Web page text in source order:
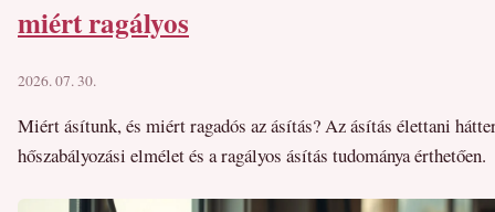
miért ragályos
2026. 07. 30.
Miért ásítunk, és miért ragadós az ásítás? Az ásítás élettani
hőszabályozási elmélet és a ragályos ásítás tudománya érthetően.